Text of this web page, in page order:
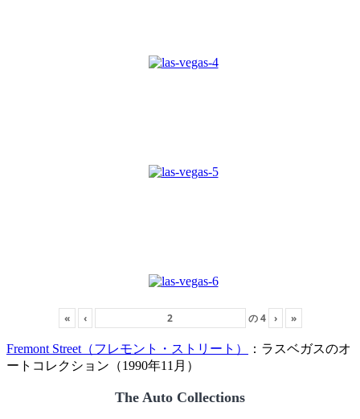
« ‹ の4 › »
Fremont Street（フレモント・ストリート）
：ラスベガスのオ
ートコレクション（1990年11月）
The Auto Collections